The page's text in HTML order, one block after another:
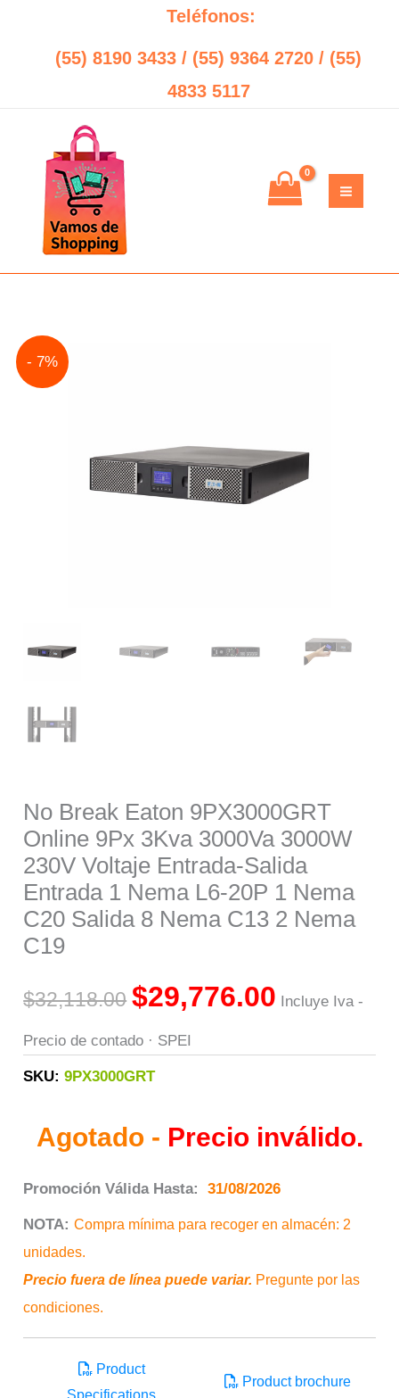
contenido
Teléfonos:
(55) 8190 3433 / (55) 9364 2720 / (55)
4833 5117
- 7%
No Break Eaton 9PX3000GRT
Online 9Px 3Kva 3000Va 3000W
230V Voltaje Entrada-Salida
Entrada 1 Nema L6-20P 1 Nema
C20 Salida 8 Nema C13 2 Nema
C19
$32,118.00
$32,118.00.
$29,776.00
$29,776.00.
Incluye Iva -
Precio de contado · SPEI
SKU:9PX3000GRT
Agotado - Precio inválido.
Promoción Válida Hasta: 31/08/2026
NOTA: Compra mínima para recoger en almacén: 2
unidades.
Precio fuera de línea puede variar. Pregunte por las
condiciones.
Product
Specifications
Product brochure